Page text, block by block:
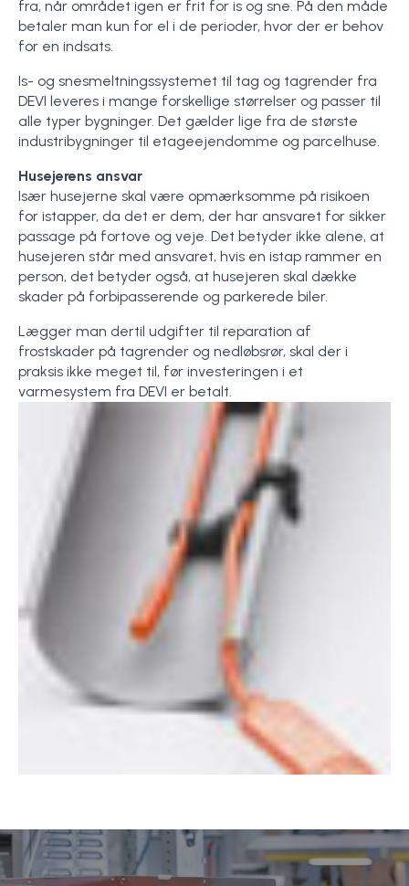
fra, når området igen er frit for is og sne. På den måde
betaler man kun for el i de perioder, hvor der er behov
for en indsats.
Is- og snesmeltningssystemet til tag og tagrender fra
DEVI leveres i mange forskellige størrelser og passer til
alle typer bygninger. Det gælder lige fra de største
industribygninger til etageejendomme og parcelhuse.
Husejerens ansvar
Især husejerne skal være opmærksomme på risikoen
for istapper, da det er dem, der har ansvaret for sikker
passage på fortove og veje. Det betyder ikke alene, at
husejeren står med ansvaret, hvis en istap rammer en
person, det betyder også, at husejeren skal dække
skader på forbipasserende og parkerede biler.
Lægger man dertil udgifter til reparation af
frostskader på tagrender og nedløbsrør, skal der i
praksis ikke meget til, før investeringen i et
varmesystem fra DEVI er betalt.